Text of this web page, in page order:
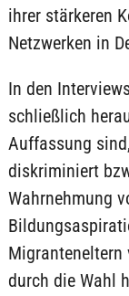
ihrer stärkeren
Netzwerken in
In den
schließlich
Auffassung
diskriminiert
Wahrnehmung
Migranteneltern
durch die Wahl